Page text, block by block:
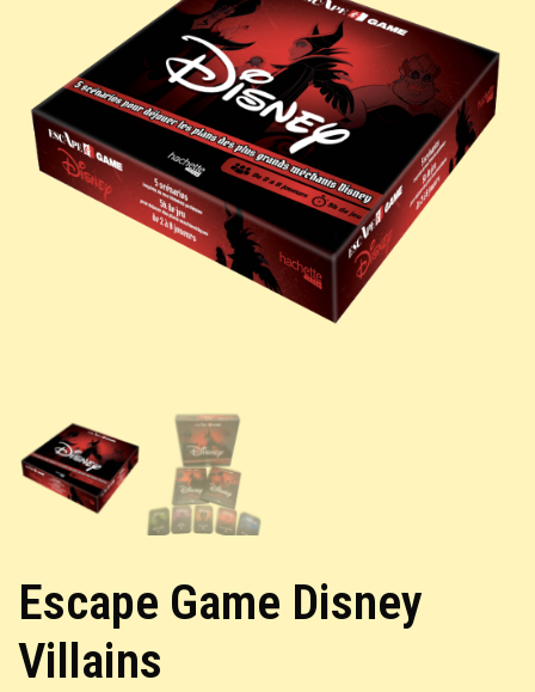
Escape Game Disney
Villains